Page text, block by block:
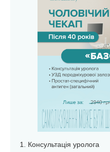
Консультація уролога